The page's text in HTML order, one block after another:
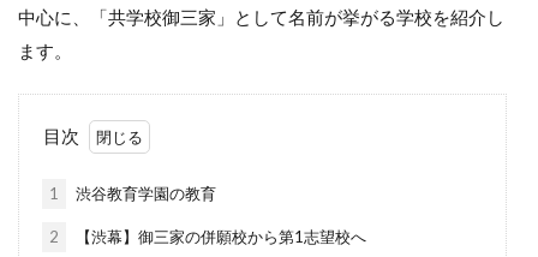
中心に、「共学校御三家」として名前が挙がる学校を紹介し
ます。
目次
1 渋谷教育学園の教育
2 【渋幕】御三家の併願校から第1志望校へ